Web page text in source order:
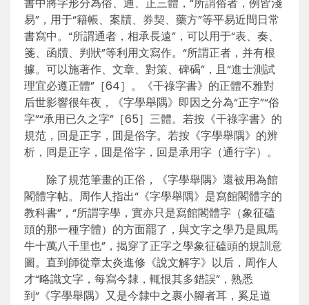
易”，用于“籍帳、案牘、券契、藥方”等平易近間日常
書寫中。“所謂通者，相承長遠”，可以用于“表、奏、
箋、函牘、判狀”等利用文寫作。“所謂正者，并有根
據。可以施著作、文章、對策、碑碣”，且“進士測試
理宜必遵正體”［64］。《干祿字書》的正體不雅對
后世影響很年夜，《字學舉隅》即因之分為“正字”“俗
字”“承用已久之字”［65］三體。若按《干祿字書》的
規范，回是正字，囬是俗字。若按《字學舉隅》的辨
析，囘是正字，囬是俗字，回是承用字（通行字）。
除了規范筆畫的正俗，《字學舉隅》還被用為館
閣體字帖。周作人指出“《字學舉隅》是寫館閣體字的
教科書”，“所謂字學，實亦只是寫館閣體字（象征磕
頭的那一種字體）的方面罷了，與文字之學乃是風馬
牛十萬八千里也”，揭穿了正字之學象征磕頭的規訓意
圖。直到師從章太炎進修《說文解字》以后，周作人
才“略識文字，每寫今隸，輒恨其多錯誤”，熟悉
到“《字學舉隅》又是今隸中之裹小腳者耳，奚足道